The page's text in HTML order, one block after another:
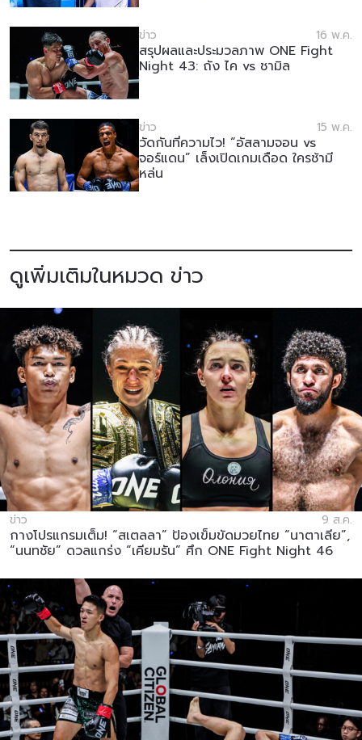
ข่าว 16 พ.ค.
สรุปผลและประมวลภาพ ONE Fight
Night 43: ถัง ไค vs ชามิล
ข่าว 15 พ.ค.
วัดกันที่ความไว! “อัสลามจอน vs
จอร์แดน” เล็งเปิดเกมเดือด ใครช้ามี
หล่น
ดูเพิ่มเติมในหมวด ข่าว
ข่าว 9 ส.ค.
กางโปรแกรมเต็ม! “สเตลลา” ป้องเข็มขัดมวยไทย “นาตาเลีย”,
“นนทชัย” ดวลแกร่ง “เคียมรัน” ศึก ONE Fight Night 46